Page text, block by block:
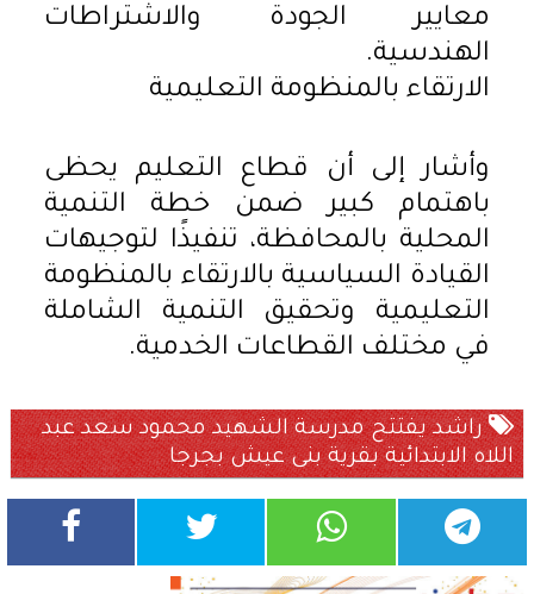
معايير الجودة والاشتراطات
الهندسية.
الارتقاء بالمنظومة التعليمية
وأشار إلى أن قطاع التعليم يحظى
باهتمام كبير ضمن خطة التنمية
المحلية بالمحافظة، تنفيذًا لتوجيهات
القيادة السياسية بالارتقاء بالمنظومة
التعليمية وتحقيق التنمية الشاملة
في مختلف القطاعات الخدمية.
راشد يفتتح مدرسة الشهيد محمود سعد عبد
اللاه الابتدائية بقرية بنى عيش بجرجا